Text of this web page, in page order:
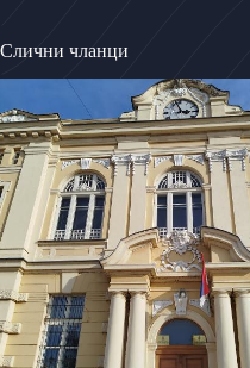
Слични чланци